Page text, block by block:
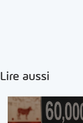
Lire aussi